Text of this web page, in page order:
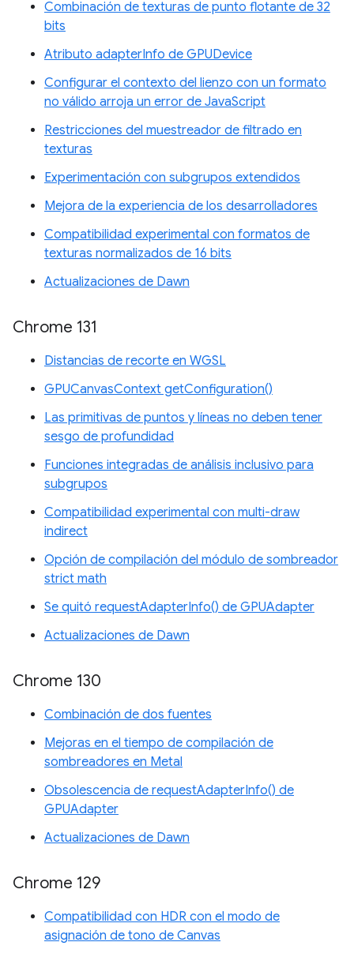
Combinación de texturas de punto flotante de 32
bits
Atributo adapterInfo de GPUDevice
Configurar el contexto del lienzo con un formato
no válido arroja un error de JavaScript
Restricciones del muestreador de filtrado en
texturas
Experimentación con subgrupos extendidos
Mejora de la experiencia de los desarrolladores
Compatibilidad experimental con formatos de
texturas normalizados de 16 bits
Actualizaciones de Dawn
Chrome 131
Distancias de recorte en WGSL
GPUCanvasContext getConfiguration()
Las primitivas de puntos y líneas no deben tener
sesgo de profundidad
Funciones integradas de análisis inclusivo para
subgrupos
Compatibilidad experimental con multi-draw
indirect
Opción de compilación del módulo de sombreador
strict math
Se quitó requestAdapterInfo() de GPUAdapter
Actualizaciones de Dawn
Chrome 130
Combinación de dos fuentes
Mejoras en el tiempo de compilación de
sombreadores en Metal
Obsolescencia de requestAdapterInfo() de
GPUAdapter
Actualizaciones de Dawn
Chrome 129
Compatibilidad con HDR con el modo de
asignación de tono de Canvas